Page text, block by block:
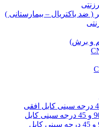
( ضد باکتریال – بیمارستانی )